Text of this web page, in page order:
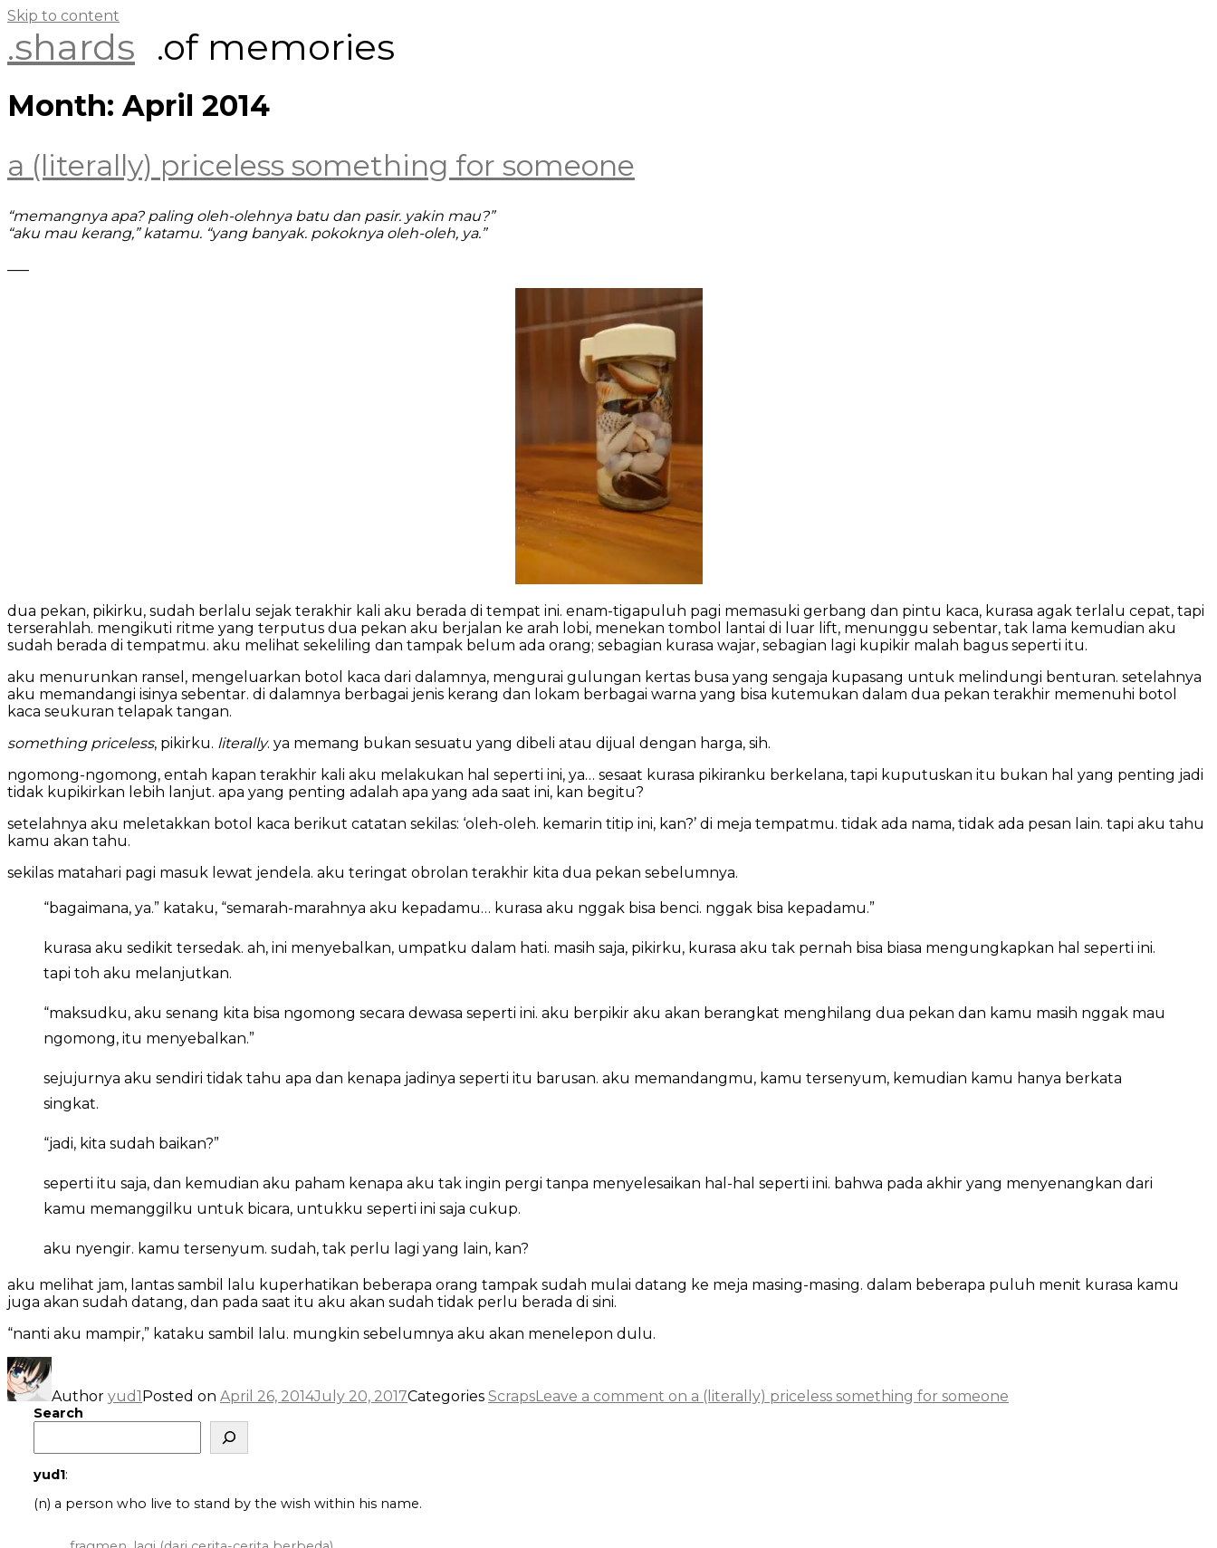
Skip to content
.shards .of memories
Month: April 2014
a (literally) priceless something for someone
“memangnya apa? paling oleh-olehnya batu dan pasir. yakin mau?”
“aku mau kerang,” katamu. “yang banyak. pokoknya oleh-oleh, ya.”
dua pekan, pikirku, sudah berlalu sejak terakhir kali aku berada di tempat ini. enam-tigapuluh pagi memasuki gerbang dan pintu kaca, kurasa agak terlalu cepat, tapi
terserahlah. mengikuti ritme yang terputus dua pekan aku berjalan ke arah lobi, menekan tombol lantai di luar lift, menunggu sebentar, tak lama kemudian aku
sudah berada di tempatmu. aku melihat sekeliling dan tampak belum ada orang; sebagian kurasa wajar, sebagian lagi kupikir malah bagus seperti itu.
aku menurunkan ransel, mengeluarkan botol kaca dari dalamnya, mengurai gulungan kertas busa yang sengaja kupasang untuk melindungi benturan. setelahnya
aku memandangi isinya sebentar. di dalamnya berbagai jenis kerang dan lokam berbagai warna yang bisa kutemukan dalam dua pekan terakhir memenuhi botol
kaca seukuran telapak tangan.
something priceless, pikirku. literally. ya memang bukan sesuatu yang dibeli atau dijual dengan harga, sih.
ngomong-ngomong, entah kapan terakhir kali aku melakukan hal seperti ini, ya… sesaat kurasa pikiranku berkelana, tapi kuputuskan itu bukan hal yang penting jadi
tidak kupikirkan lebih lanjut. apa yang penting adalah apa yang ada saat ini, kan begitu?
setelahnya aku meletakkan botol kaca berikut catatan sekilas: ‘oleh-oleh. kemarin titip ini, kan?’ di meja tempatmu. tidak ada nama, tidak ada pesan lain. tapi aku tahu
kamu akan tahu.
sekilas matahari pagi masuk lewat jendela. aku teringat obrolan terakhir kita dua pekan sebelumnya.
“bagaimana, ya.” kataku, “semarah-marahnya aku kepadamu… kurasa aku nggak bisa benci. nggak bisa kepadamu.”
kurasa aku sedikit tersedak. ah, ini menyebalkan, umpatku dalam hati. masih saja, pikirku, kurasa aku tak pernah bisa biasa mengungkapkan hal seperti ini.
tapi toh aku melanjutkan.
“maksudku, aku senang kita bisa ngomong secara dewasa seperti ini. aku berpikir aku akan berangkat menghilang dua pekan dan kamu masih nggak mau
ngomong, itu menyebalkan.”
sejujurnya aku sendiri tidak tahu apa dan kenapa jadinya seperti itu barusan. aku memandangmu, kamu tersenyum, kemudian kamu hanya berkata
singkat.
“jadi, kita sudah baikan?”
seperti itu saja, dan kemudian aku paham kenapa aku tak ingin pergi tanpa menyelesaikan hal-hal seperti ini. bahwa pada akhir yang menyenangkan dari
kamu memanggilku untuk bicara, untukku seperti ini saja cukup.
aku nyengir. kamu tersenyum. sudah, tak perlu lagi yang lain, kan?
aku melihat jam, lantas sambil lalu kuperhatikan beberapa orang tampak sudah mulai datang ke meja masing-masing. dalam beberapa puluh menit kurasa kamu
juga akan sudah datang, dan pada saat itu aku akan sudah tidak perlu berada di sini.
“nanti aku mampir,” kataku sambil lalu. mungkin sebelumnya aku akan menelepon dulu.
Author yud1Posted on April 26, 2014July 20, 2017Categories ScrapsLeave a comment on a (literally) priceless something for someone
Search
yud1:
(n) a person who live to stand by the wish within his name.